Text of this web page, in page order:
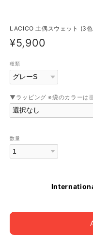
LACICO 土偶スウェット (3
¥5,900
種類
▼ラッピング ※袋のカラーは
数量